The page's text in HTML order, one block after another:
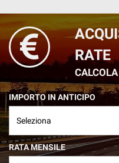
RATE
IMPORTO IN ANTICIPO
RATA MENSILE